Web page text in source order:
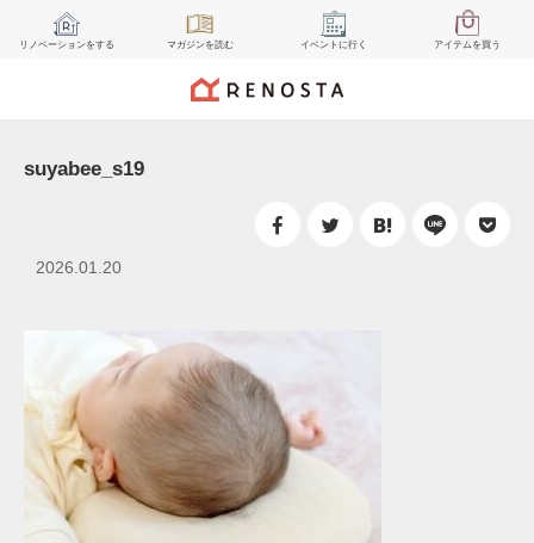
リノベーションをする マガジンを読む イベント に行く アイテムを買う
suyabee_s19
2026.01.20